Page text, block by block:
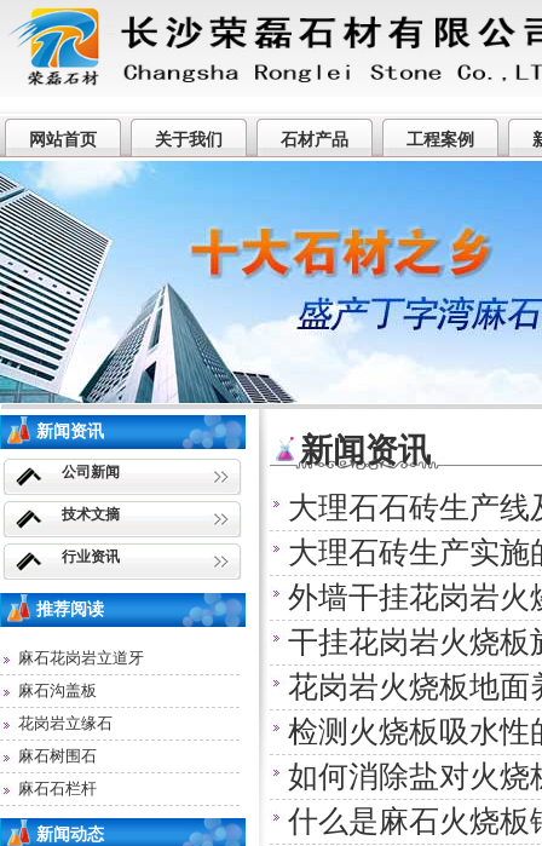
网站首页 关于我们 石材产品 工程案例
荣盛石材厂专业提供望城丁字湾麻石
新闻资讯
公司新闻
技术文摘
行业资讯
推荐阅读
麻石花岗岩立道牙
麻石沟盖板
花岗岩立缘石
麻石树围石
麻石石栏杆
新闻动态
新闻资讯
大理石石砖生产
大理石砖生产实施
外墙干挂花岗岩火
干挂花岗岩火烧板
花岗岩火烧板地面
检测火烧板吸水性
如何消除盐对火烧
什么是麻石火烧板